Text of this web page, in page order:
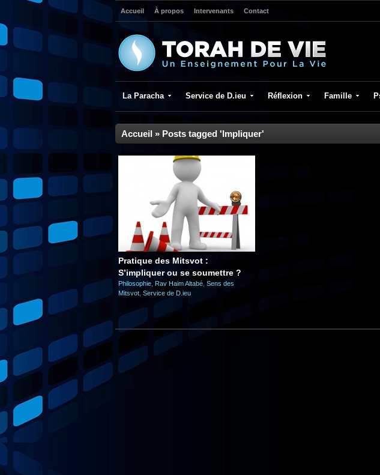
Accueil À propos Intervenants Contact
La Paracha Service de D.ieu Réflexion Famille
Accueil » Posts tagged 'Impliquer'
Pratique des Mitsvot :
S’impliquer ou se soumettre ?
Philosophie Rav Haim Altabé Sens des
Mitsvot Service de D.ieu